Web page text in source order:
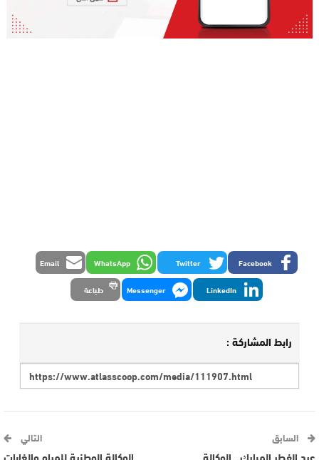
Facebook
Twitter
WhatsApp
Email
LinkedIn
Messenger طباعة
رابط المشاركة :
السابق التالي